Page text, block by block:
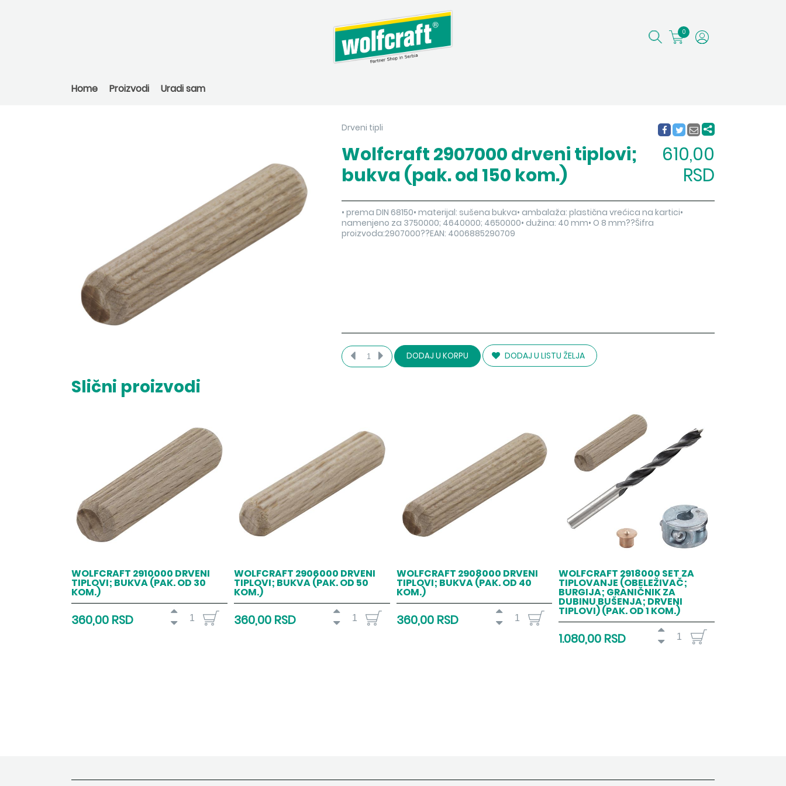
0
Home Proizvodi Uradi sam
Drveni tipli
Wolfcraft 2907000 drveni tiplovi;
bukva (pak. od 150 kom.)
610,00
RSD
• prema DIN 68150• materijal: sušena bukva• ambalaža: plastična vrećica na kartici•
namenjeno za 3750000; 4640000; 4650000• dužina: 40 mm• O 8 mm??Šifra
proizvoda:2907000??EAN: 4006885290709
DODAJ U KORPU DODAJ U LISTU ŽELJA
Slični proizvodi
WOLFCRAFT 2910000 DRVENI
TIPLOVI; BUKVA (PAK. OD 30
KOM.)
360,00 RSD
WOLFCRAFT 2906000 DRVENI
TIPLOVI; BUKVA (PAK. OD 50
KOM.)
360,00 RSD
WOLFCRAFT 2908000 DRVENI
TIPLOVI; BUKVA (PAK. OD 40
KOM.)
360,00 RSD
WOLFCRAFT 2918000 SET ZA
TIPLOVANJE (OBELEŽIVAČ;
BURGIJA; GRANIČNIK ZA
DUBINU BUŠENJA; DRVENI
TIPLOVI) (PAK. OD 1 KOM.)
1.080,00 RSD